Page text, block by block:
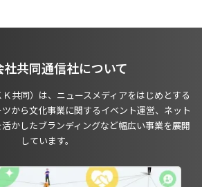
共同通信社について
共同）は、ニュースメディアをはじめとする
から文化事業に関するイベント運営、ネット
かしたブランディングなど幅広い事業を展開
しています。